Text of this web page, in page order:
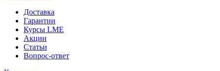
Доставка
Гарантии
Курсы LME
Акции
Статьи
Вопрос-ответ